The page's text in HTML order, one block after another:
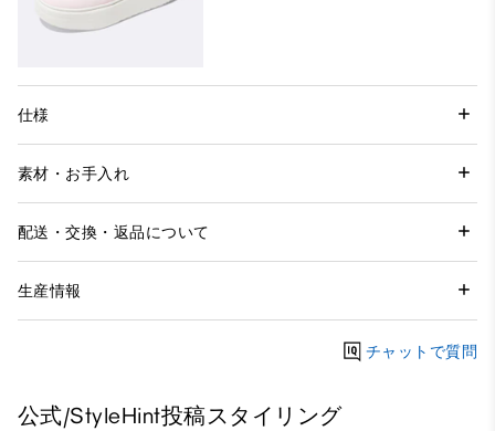
仕様
素材・お手入れ
配送・交換・返品について
生産情報
チャットで質問
公式/StyleHint投稿スタイリング